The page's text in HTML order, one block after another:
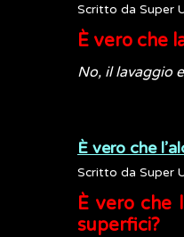
Scritto da Super
È vero che
No, il lavaggio
È vero che
Scritto da Super
È vero che
superfici?